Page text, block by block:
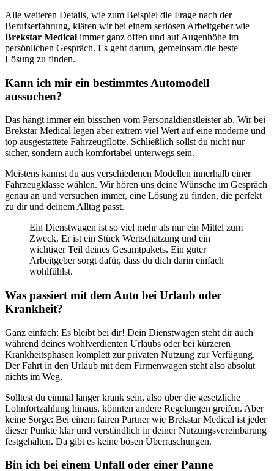
Alle weiteren Details, wie zum Beispiel die Frage nach der
Berufserfahrung, klären wir bei einem seriösen Arbeitgeber wie
Brekstar Medical immer ganz offen und auf Augenhöhe im
persönlichen Gespräch. Es geht darum, gemeinsam die beste
Lösung zu finden.
Kann ich mir ein bestimmtes Automodell
aussuchen?
Das hängt immer ein bisschen vom Personaldienstleister ab. Wir bei
Brekstar Medical legen aber extrem viel Wert auf eine moderne und
top ausgestattete Fahrzeugflotte. Schließlich sollst du nicht nur
sicher, sondern auch komfortabel unterwegs sein.
Meistens kannst du aus verschiedenen Modellen innerhalb einer
Fahrzeugklasse wählen. Wir hören uns deine Wünsche im Gespräch
genau an und versuchen immer, eine Lösung zu finden, die perfekt
zu dir und deinem Alltag passt.
Ein Dienstwagen ist so viel mehr als nur ein Mittel zum
Zweck. Er ist ein Stück Wertschätzung und ein
wichtiger Teil deines Gesamtpakets. Ein guter
Arbeitgeber sorgt dafür, dass du dich darin einfach
wohlfühlst.
Was passiert mit dem Auto bei Urlaub oder
Krankheit?
Ganz einfach: Es bleibt bei dir! Dein Dienstwagen steht dir auch
während deines wohlverdienten Urlaubs oder bei kürzeren
Krankheitsphasen komplett zur privaten Nutzung zur Verfügung.
Der Fahrt in den Urlaub mit dem Firmenwagen steht also absolut
nichts im Weg.
Solltest du einmal länger krank sein, also über die gesetzliche
Lohnfortzahlung hinaus, könnten andere Regelungen greifen. Aber
keine Sorge: Bei einem fairen Partner wie Brekstar Medical ist jeder
dieser Punkte klar und verständlich in deiner Nutzungsvereinbarung
festgehalten. Da gibt es keine bösen Überraschungen.
Bin ich bei einem Unfall oder einer Panne